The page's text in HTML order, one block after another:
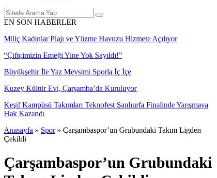
EN SON HABERLER
Miliç Kadınlar Plajı ve Yüzme Havuzu Hizmete Açılıyor
“Çiftçimizin Emeği Yine Yok Sayıldı!”
Büyükşehir İle Yaz Mevsimi Sporla İç İçe
Kuzey Kültür Evi, Çarşamba’da Kuruluyor
Keşif Kampüsü Takımları Teknofest Şanlıurfa Finalinde Yarışmaya
Hak Kazandı
Anasayfa » Spor » Çarşambaspor’un Grubundaki Takım Ligden
Çekildi
Çarşambaspor’un Grubundaki